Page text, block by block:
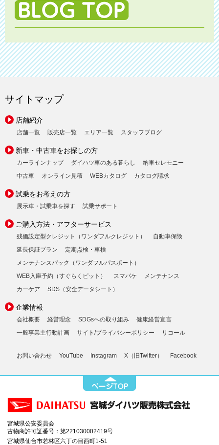
サイトマップ
店舗紹介
店舗一覧 販売店一覧 エリア一覧 スタッフブログ
新車・中古車をお探しの方
カーラインナップ ダイハツ車のある暮らし
納車セレモニー
中古車
オンライン見積 WEBカタログ カタログ請求
試乗をお考えの方
展示車・試乗車を探す 試乗サポート
ご購入方法・アフターサービス
残価設定型クレジット（ワンダフルクレジット）
自動車保険
延長保証プラン
定期点検・車検
メンテナンスパック（ワンダフルパスポート）
WEB入庫予約（すぐらくピット）
スマパケ
メンテナンス
カーケア
SDS（安全データシート）
企業情報
会社概要 経営理念 SDGsへの取り組み
健康経営宣言
一般事業主行動計画
サイト/プライバシーポリシー リコール
お問い合わせ YouTube Instagram X（旧Twitter） Facebook
宮城県公安委員会
古物商許可証番号：第221030002419号
宮城県仙台市若林区六丁の目西町1-51